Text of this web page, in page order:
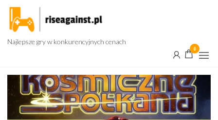
Przejdź
treści
Najlepsze gry w konkurencyjnych cenach
0